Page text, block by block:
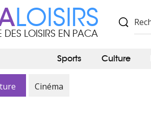
LOISIRS
DES LOISIRS EN PACA
Sports Culture
Cinéma